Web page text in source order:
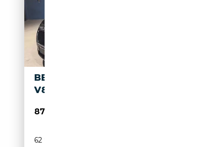
BENTLEY CONTINENTAL GTC
V8 CONVERTIBILE
87 900€
62 992 km